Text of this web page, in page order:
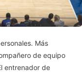
Más
de equipo
entrenador de